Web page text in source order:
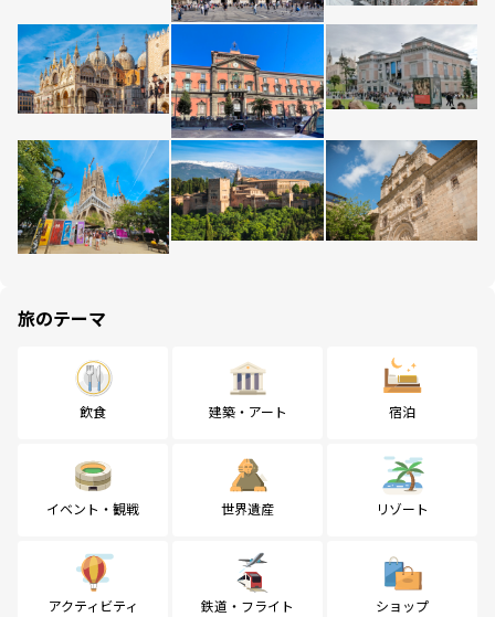
旅のテーマ
飲食 建築・アート 宿泊
イベント・観戦 世界遺産 リゾート
アクティビティ 鉄道・フライト ショップ